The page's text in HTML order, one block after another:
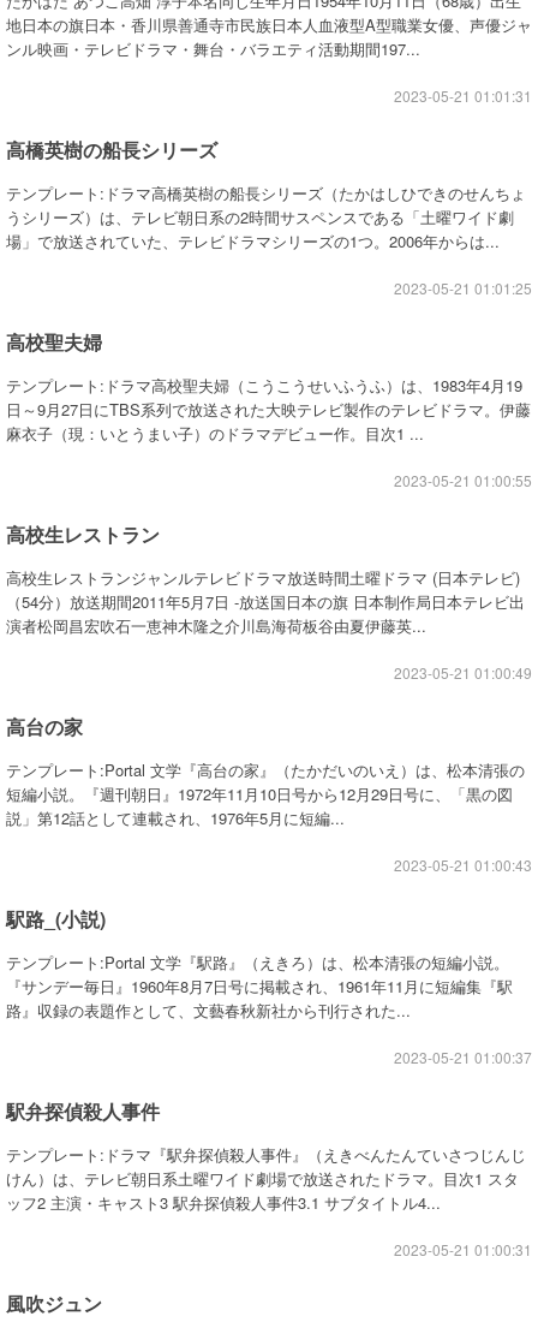
地日本の旗日本・香川県善通寺市民族日本人血液型A型職業女優、声優ジャ
ンル映画・テレビドラマ・舞台・バラエティ活動期間197...
2023-05-21 01:01:31
高橋英樹の船長シリーズ
テンプレート:ドラマ高橋英樹の船長シリーズ（たかはしひできのせんちょ
うシリーズ）は、テレビ朝日系の2時間サスペンスである「土曜ワイド劇
場」で放送されていた、テレビドラマシリーズの1つ。2006年からは...
2023-05-21 01:01:25
高校聖夫婦
テンプレート:ドラマ高校聖夫婦（こうこうせいふうふ）は、1983年4月19
日～9月27日にTBS系列で放送された大映テレビ製作のテレビドラマ。伊藤
麻衣子（現：いとうまい子）のドラマデビュー作。目次1 ...
2023-05-21 01:00:55
高校生レストラン
高校生レストランジャンルテレビドラマ放送時間土曜ドラマ (日本テレビ)
（54分）放送期間2011年5月7日 -放送国日本の旗 日本制作局日本テレビ出
演者松岡昌宏吹石一恵神木隆之介川島海荷板谷由夏伊藤英...
2023-05-21 01:00:49
高台の家
テンプレート:Portal 文学『高台の家』（たかだいのいえ）は、松本清張の
短編小説。『週刊朝日』1972年11月10日号から12月29日号に、「黒の図
説」第12話として連載され、1976年5月に短編...
2023-05-21 01:00:43
駅路_(小説)
テンプレート:Portal 文学『駅路』（えきろ）は、松本清張の短編小説。
『サンデー毎日』1960年8月7日号に掲載され、1961年11月に短編集『駅
路』収録の表題作として、文藝春秋新社から刊行された...
2023-05-21 01:00:37
駅弁探偵殺人事件
テンプレート:ドラマ『駅弁探偵殺人事件』（えきべんたんていさつじんじ
けん）は、テレビ朝日系土曜ワイド劇場で放送されたドラマ。目次1 スタ
ッフ2 主演・キャスト3 駅弁探偵殺人事件3.1 サブタイトル4...
2023-05-21 01:00:31
風吹ジュン